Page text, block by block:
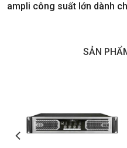
ampli công suất lớn dành
SẢN